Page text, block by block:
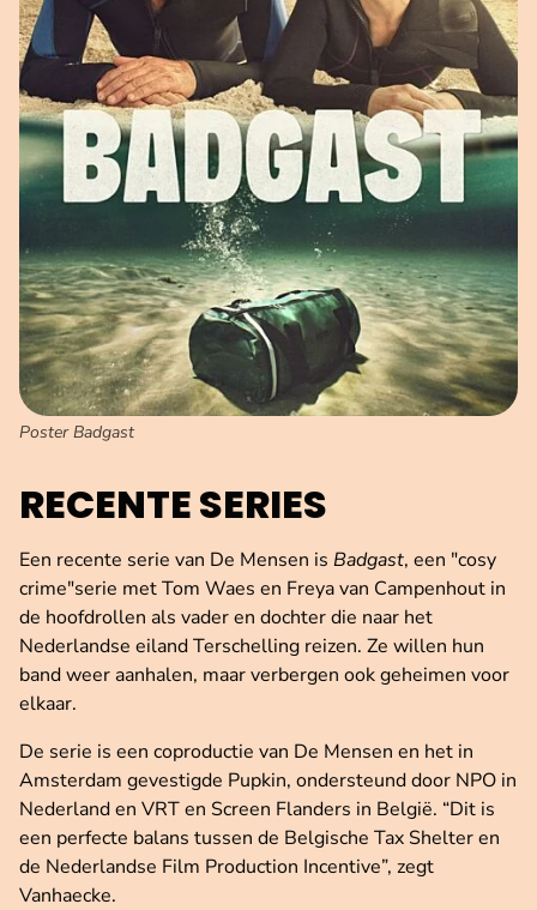
Poster Badgast
RECENTE SERIES
Een recente serie van De Mensen is Badgast, een "cosy
crime"serie met Tom Waes en Freya van Campenhout in
de hoofdrollen als vader en dochter die naar het
Nederlandse eiland Terschelling reizen. Ze willen hun
band weer aanhalen, maar verbergen ook geheimen voor
elkaar.
De serie is een coproductie van De Mensen en het in
Amsterdam gevestigde Pupkin, ondersteund door NPO in
Nederland en VRT en Screen Flanders in België. “Dit is
een perfecte balans tussen de Belgische Tax Shelter en
de Nederlandse Film Production Incentive”, zegt
Vanhaecke.